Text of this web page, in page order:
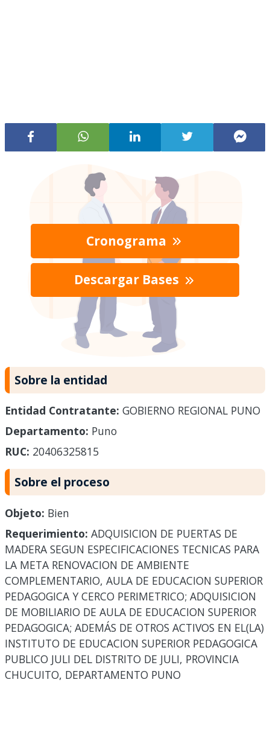
Cronograma
Descargar Bases
Sobre la entidad
Entidad Contratante: GOBIERNO REGIONAL PUNO
Departamento: Puno
RUC: 20406325815
Sobre el proceso
Objeto: Bien
Requerimiento: ADQUISICION DE PUERTAS DE
MADERA SEGUN ESPECIFICACIONES TECNICAS PARA
LA META RENOVACION DE AMBIENTE
COMPLEMENTARIO, AULA DE EDUCACION SUPERIOR
PEDAGOGICA Y CERCO PERIMETRICO; ADQUISICION
DE MOBILIARIO DE AULA DE EDUCACION SUPERIOR
PEDAGOGICA; ADEMÁS DE OTROS ACTIVOS EN EL(LA)
INSTITUTO DE EDUCACION SUPERIOR PEDAGOGICA
PUBLICO JULI DEL DISTRITO DE JULI, PROVINCIA
CHUCUITO, DEPARTAMENTO PUNO